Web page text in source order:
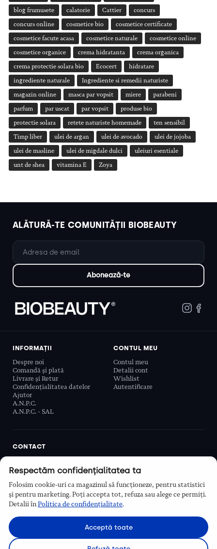
blog frumusete calatorie Cattier concurs
concurs online cosmetice bio cosmetice certificate
cosmetice facute acasa cosmetice naturale cosmetice online
cosmetice organice crema hidratanta crema organica
crema protectie solara bio Ecocert hidratare
ingrediente naturale Ingrediente si remedii naturiste
magazin online masca par vopsit miere parabeni
parfum par uscat par vopsit produse bio
protectie solara retete naturiste homemade ten sensibil
Timp liber ulei de argan ulei de avocado ulei de jojoba
ulei de masline ulei de migdale dulci uleiuri esentiale
unt de shea vitamina E Zoya
ALĂTURĂ-TE COMUNITĂȚII BIOBEAUTY
INFORMAȚII
Despre noi
Comandă și plată
Livrare și Retur
Confidențialitatea datelor
Ajutor
A.N.P.C.
A.N.P.C. - SAL
CONTUL MEU
Contul meu
Detalii cont
Wishlist
Autentificare
CONTACT
Sector 6, București, România
Program
Luni–Vineri, 9:00 – 16:00
Respectăm confidențialitatea ta
Folosim cookie-uri ca magazinul să funcționeze, pentru statistici
și pentru marketing. Poți accepta tot, refuza sau alege ce permiți.
Detalii înPolitica de confidențialitate.
Acceptă toate